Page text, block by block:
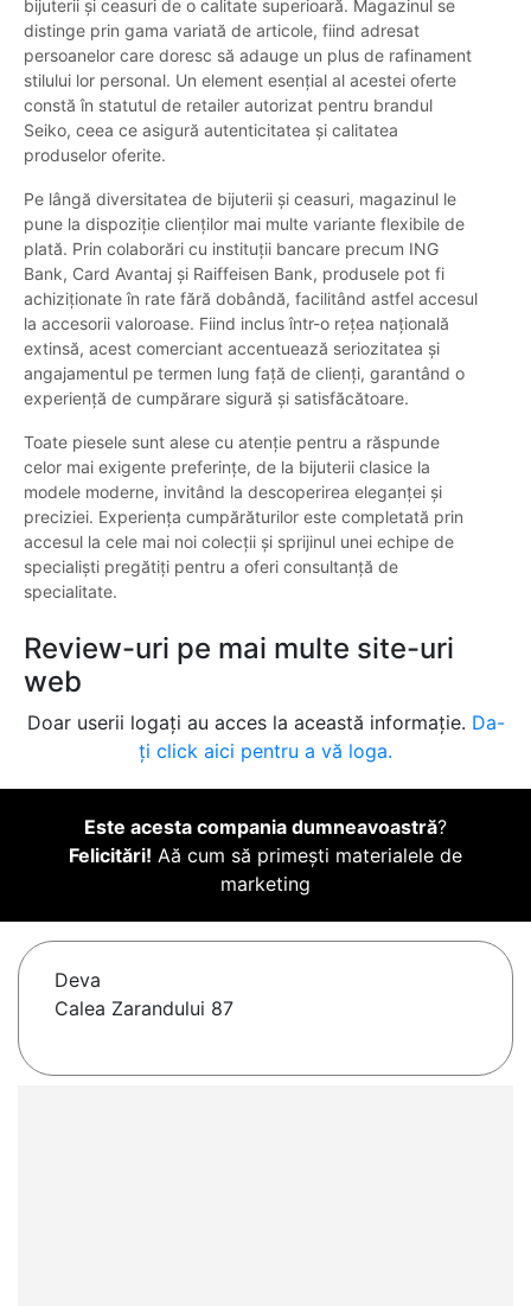
bijuterii și ceasuri de o calitate superioară. Magazinul se
distinge prin gama variată de articole, fiind adresat
persoanelor care doresc să adauge un plus de rafinament
stilului lor personal. Un element esențial al acestei oferte
constă în statutul de retailer autorizat pentru brandul
Seiko, ceea ce asigură autenticitatea și calitatea
produselor oferite.
Pe lângă diversitatea de bijuterii și ceasuri, magazinul le
pune la dispoziție clienților mai multe variante flexibile de
plată. Prin colaborări cu instituții bancare precum ING
Bank, Card Avantaj și Raiffeisen Bank, produsele pot fi
achiziționate în rate fără dobândă, facilitând astfel accesul
la accesorii valoroase. Fiind inclus într-o rețea națională
extinsă, acest comerciant accentuează seriozitatea și
angajamentul pe termen lung față de clienți, garantând o
experiență de cumpărare sigură și satisfăcătoare.
Toate piesele sunt alese cu atenție pentru a răspunde
celor mai exigente preferințe, de la bijuterii clasice la
modele moderne, invitând la descoperirea eleganței și
preciziei. Experiența cumpărăturilor este completată prin
accesul la cele mai noi colecții și sprijinul unei echipe de
specialiști pregătiți pentru a oferi consultanță de
specialitate.
Review-uri pe mai multe site-uri
web
Doar userii logați au acces la această informație. Da-
ți click aici pentru a vă loga.
Este acesta compania dumneavoastră?
Felicitări! Aă cum să primești materialele de
marketing
Deva
Calea Zarandului 87